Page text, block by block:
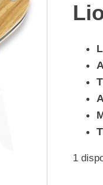
1